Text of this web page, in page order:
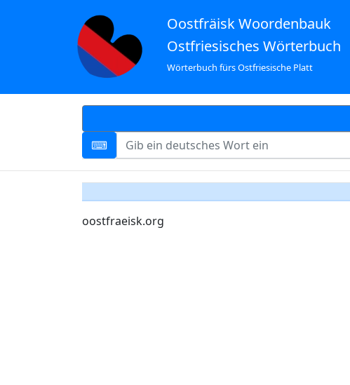
Oostfräisk Woordenbauk
Ostfriesisches Wörterbuch
Wörterbuch fürs Ostfriesische Platt
oostfraeisk.org